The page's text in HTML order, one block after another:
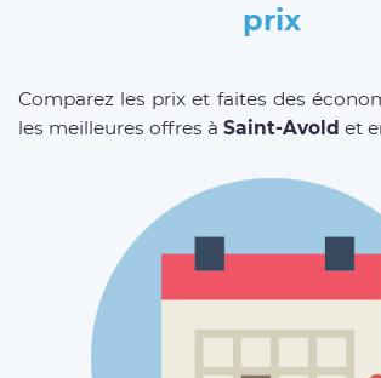
prix
Comparez les prix et faites des
les meilleures offres à Saint-Avold et